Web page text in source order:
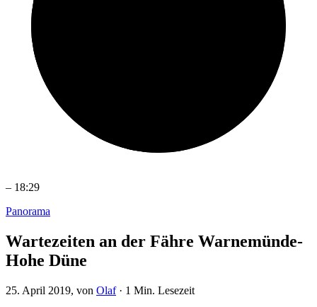
– 18:29
Panorama
Wartezeiten an der Fähre Warnemünde-
Hohe Düne
25. April 2019, von Olaf· 1 Min. Lesezeit